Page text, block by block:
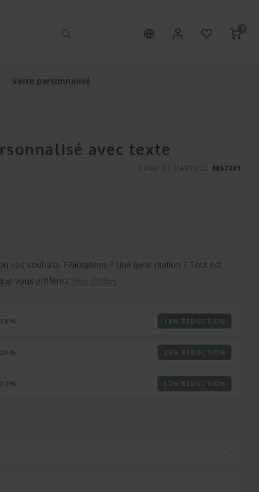
0
Verre personnalisé
avec texte
CODE DE L'ARTICLE 4057201
vos souhaits. Félicitations ? Une belle citation ? Tout est
vous préférez. Plus d'infos
18% 18% RÉDUCTION
26% 26% RÉDUCTION
32% 32% RÉDUCTION